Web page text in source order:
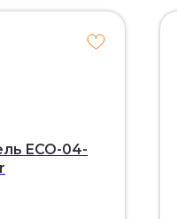
ECO-04-